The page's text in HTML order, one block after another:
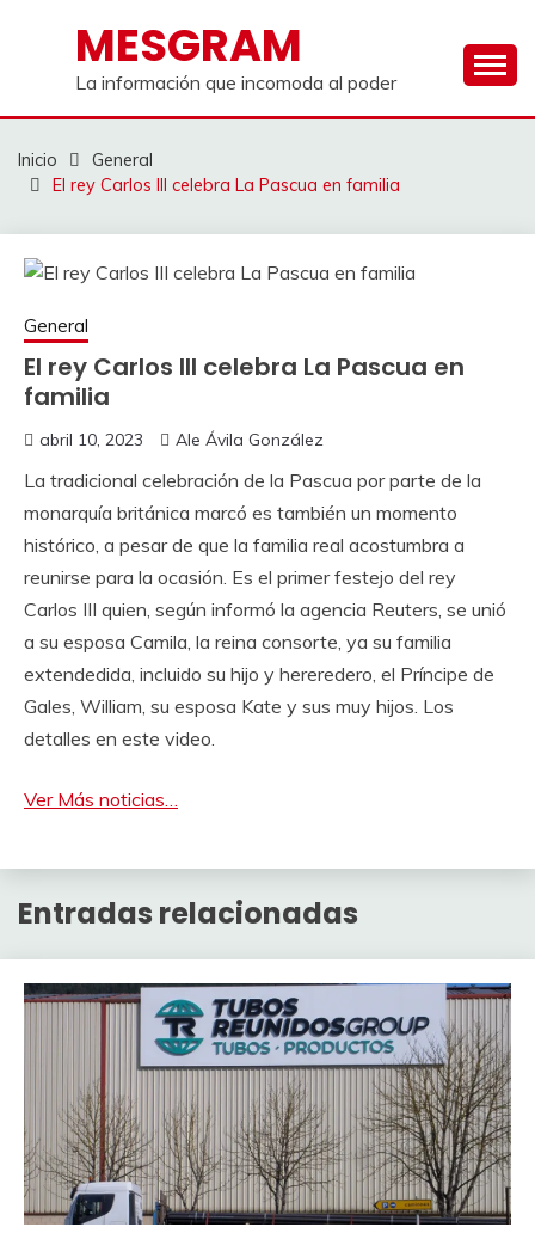
contenidoMESGRAM
La información que incomoda al poder
Inicio
General
El rey Carlos III celebra La Pascua en familia
General
El rey Carlos III celebra La Pascua en
familia
abril 10, 2023 Ale Ávila González
La tradicional celebración de la Pascua por parte de la
monarquía británica marcó es también un momento
histórico, a pesar de que la familia real acostumbra a
reunirse para la ocasión. Es el primer festejo del rey
Carlos III quien, según informó la agencia Reuters, se unió
a su esposa Camila, la reina consorte, ya su familia
extendedida, incluido su hijo y hereredero, el Príncipe de
Gales, William, su esposa Kate y sus muy hijos. Los
detalles en este video.
Ver Más noticias…
Entradas relacionadas